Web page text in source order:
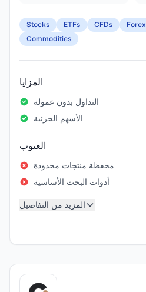
Stocks ETFs CFDs Forex
Commodities
المزايا
التداول بدون عمولة
الأسهم الجزئية
العيوب
محفظة منتجات محدودة
أدوات البحث الأساسية
المزيد من التفاصيل